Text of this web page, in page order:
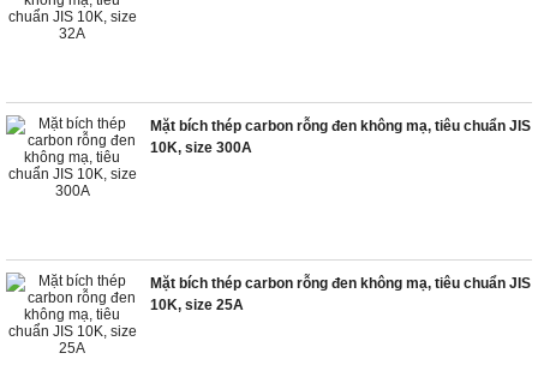
Mặt bích thép carbon rỗng đen không mạ, tiêu chuẩn JIS
10K, size 300A
Mặt bích thép carbon rỗng đen không mạ, tiêu chuẩn JIS
10K, size 25A